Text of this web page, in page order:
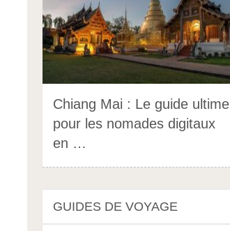
Chiang Mai : Le guide ultime
pour les nomades digitaux
en …
GUIDES DE VOYAGE